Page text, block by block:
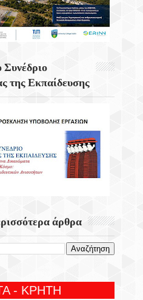
Πλαίσιο Των
Τα Χείλη Εντοπίζουν
1944
Το Σαμποτάζ Της
Της Πατάτας
Ακόμα Μια Χρονιά Στο
Λασιθίου
Συνέδριο
της Εκπαίδευσης
άρθρα
- ΚΡΗΤΗ